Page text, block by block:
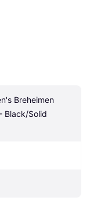
Breheimen
Black/Solid